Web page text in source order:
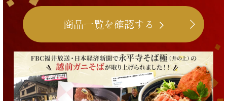
商品一覧を確認する